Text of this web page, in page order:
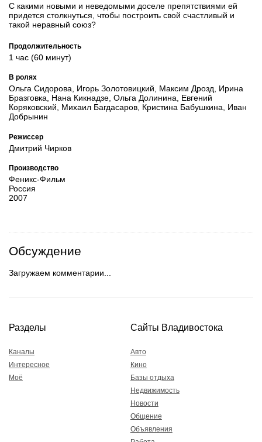
С какими новыми и неведомыми доселе препятствиями ей
придется столкнуться, чтобы построить свой счастливый и
такой неравный союз?
Продолжительность
1 час (60 минут)
В ролях
Ольга Сидорова, Игорь Золотовицкий, Максим Дрозд, Ирина
Бразговка, Нана Кикнадзе, Ольга Долинина, Евгений
Коряковский, Михаил Багдасаров, Кристина Бабушкина, Иван
Добрынин
Режиссер
Дмитрий Чирков
Производство
Феникс-Фильм
Россия
2007
Обсуждение
Загружаем комментарии...
Разделы
Каналы
Интересное
Моё
Сайты Владивостока
Авто
Кино
Базы отдыха
Недвижимость
Новости
Общение
Объявления